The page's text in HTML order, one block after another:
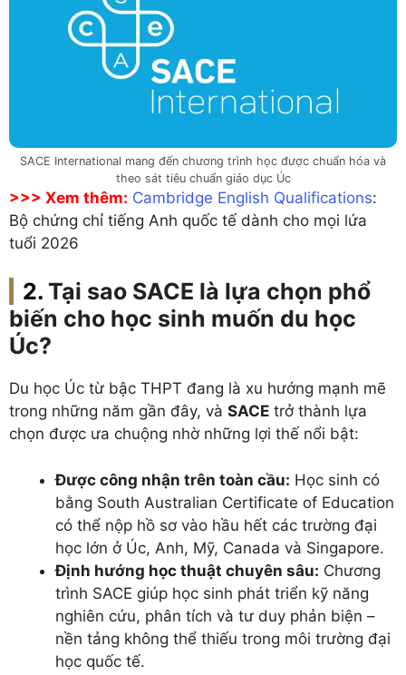
SACE International mang đến chương trình học được chuẩn hóa và
theo sát tiêu chuẩn giáo dục Úc
>>> Xem thêm: Cambridge English Qualifications:
Bộ chứng chỉ tiếng Anh quốc tế dành cho mọi lứa
tuổi 2026
Tại sao SACE là lựa chọn phổ
biến cho học sinh muốn du học
Úc?
Du học Úc từ bậc THPT đang là xu hướng mạnh mẽ
trong những năm gần đây, và SACE trở thành lựa
chọn được ưa chuộng nhờ những lợi thế nổi bật:
Được công nhận trên toàn cầu: Học sinh có
bằng South Australian Certificate of Education
có thể nộp hồ sơ vào hầu hết các trường đại
học lớn ở Úc, Anh, Mỹ, Canada và Singapore.
Định hướng học thuật chuyên sâu: Chương
trình SACE giúp học sinh phát triển kỹ năng
nghiên cứu, phân tích và tư duy phản biện –
nền tảng không thể thiếu trong môi trường đại
học quốc tế.